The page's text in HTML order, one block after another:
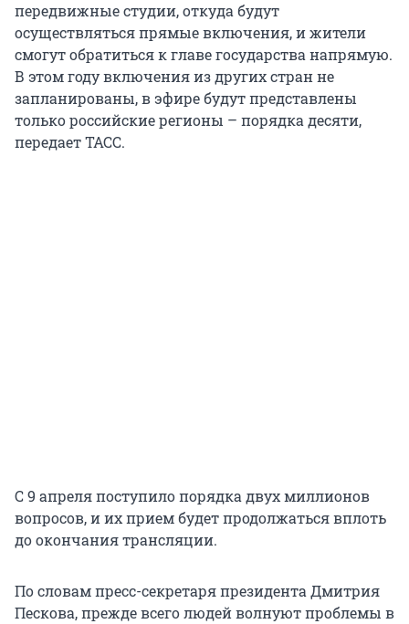
передвижные студии, откуда будут
осуществляться прямые включения, и жители
смогут обратиться к главе государства напрямую.
В этом году включения из других стран не
запланированы, в эфире будут представлены
только российские регионы – порядка десяти,
передает ТАСС.
С 9 апреля поступило порядка двух миллионов
вопросов, и их прием будет продолжаться вплоть
до окончания трансляции.
По словам пресс-секретаря президента Дмитрия
Пескова, прежде всего людей волнуют проблемы в